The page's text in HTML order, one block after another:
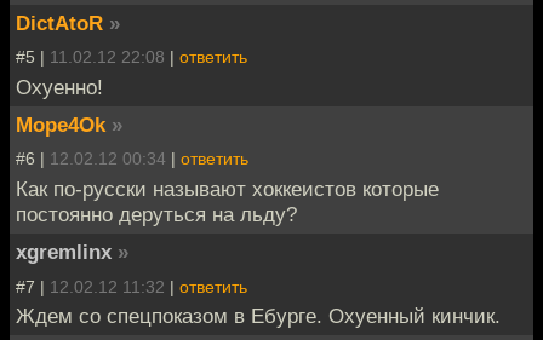
DictAtoR »
#5 | 11.02.12 22:08 | ответить
Охуенно!
Mope4Ok »
#6 | 12.02.12 00:34 | ответить
Как по-русски называют хоккеистов которые
постоянно деруться на льду?
xgremlinx »
#7 | 12.02.12 11:32 | ответить
Ждем со спецпоказом в Ебурге. Охуенный кинчик.